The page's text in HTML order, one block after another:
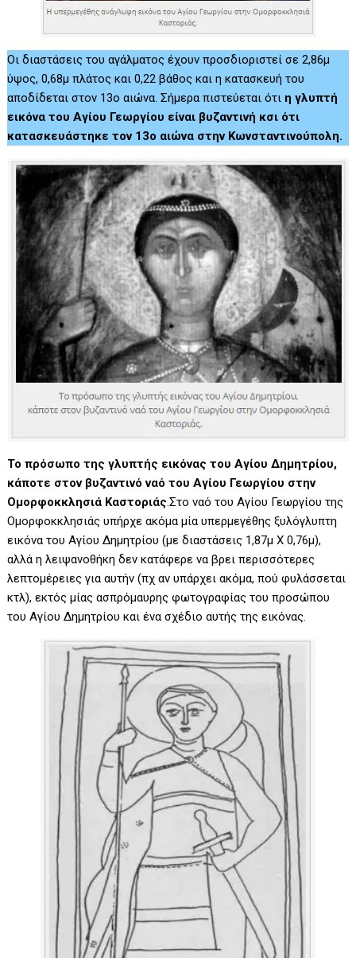
Οι διαστάσεις του αγάλματος έχουν προσδιοριστεί σε 2,86μ
ύψος, 0,68μ πλάτος και 0,22 βάθος και η κατασκευή του
αποδίδεται στον 13ο αιώνα. Σήμερα πιστεύεται ότι η γλυπτή
εικόνα του Αγίου Γεωργίου είναι βυζαντινή κσι ότι
κατασκευάστηκε τον 13ο αιώνα στην Κωνσταντινούπολη.
Το πρόσωπο της γλυπτής εικόνας του Αγίου Δημητρίου,
κάποτε στον βυζαντινό ναό του Αγίου Γεωργίου στην
Ομορφοκκλησιά Καστοριάς.Στο ναό του Αγίου Γεωργίου της
Ομορφοκκλησιάς υπήρχε ακόμα μία υπερμεγέθης ξυλόγλυπτη
εικόνα του Αγίου Δημητρίου (με διαστάσεις 1,87μ Χ 0,76μ),
αλλά η λειψανοθήκη δεν κατάφερε να βρει περισσότερες
λεπτομέρειες για αυτήν (πχ αν υπάρχει ακόμα, πού φυλάσσεται
κτλ), εκτός μίας ασπρόμαυρης φωτογραφίας του προσώπου
του Αγίου Δημητρίου και ένα σχέδιο αυτής της εικόνας.